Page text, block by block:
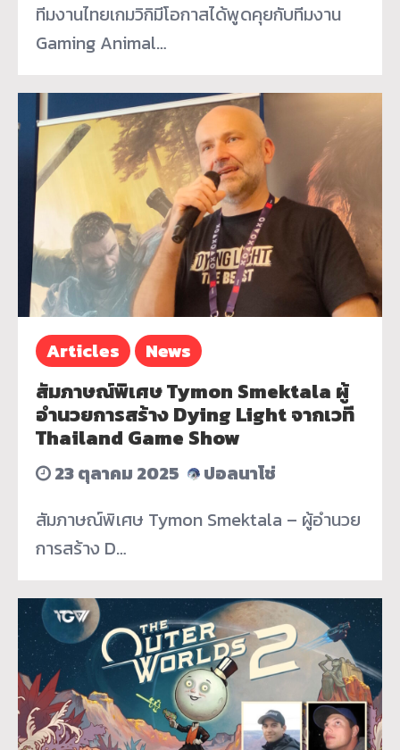
ทีมงานไทยเกมวิกิมีโอกาสได้พูดคุยกับทีมงาน
Gaming Animal…
Articles News
สัมภาษณ์พิเศษ Tymon Smektala ผู้
อำนวยการสร้าง Dying Light จากเวที
Thailand Game Show
23 ตุลาคม 2025
ปอลนาโช่
สัมภาษณ์พิเศษ Tymon Smektala – ผู้อำนวย
การสร้าง D…